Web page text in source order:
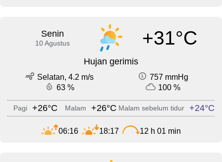
Senin
10 Agustus +31°C
Hujan gerimis
Selatan, 4.2 m/s
757 mmHg
63 %
100 %
Pagi +26°C Malam +26°C Malam sebelum tidur +24°C
06:16 18:17 12 h 01 min